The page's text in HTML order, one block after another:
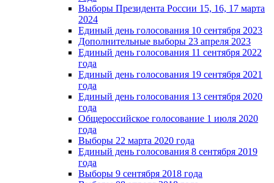
Выборы Президента России 15, 16, 17 марта
2024
Единый день голосования 10 сентября 2023
Дополнительные выборы 23 апреля 2023
Единый день голосования 11 сентября 2022
года
Единый день голосования 19 сентября 2021
года
Единый день голосования 13 сентября 2020
года
Общероссийское голосование 1 июля 2020
года
Выборы 22 марта 2020 года
Единый день голосования 8 сентября 2019
года
Выборы 9 сентября 2018 года